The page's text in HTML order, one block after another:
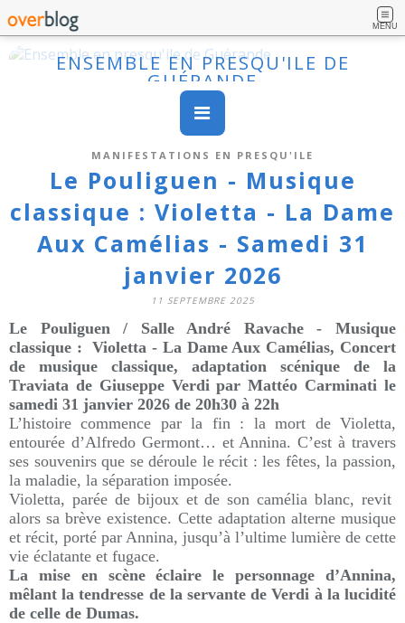
MENU
ENSEMBLE EN PRESQU'ILE DE
GUÉRANDE
MANIFESTATIONS EN PRESQU'ILE
Le Pouliguen - Musique
classique : Violetta - La Dame
Aux Camélias - Samedi 31
janvier 2026
11 SEPTEMBRE 2025
Le Pouliguen / Salle André Ravache- Musique
classique :Violetta - La Dame Aux Camélias, Concert
de musique classique, adaptation scénique de la
Traviata de Giuseppe Verdi par Mattéo Carminati le
samedi 31 janvier 2026 de 20h30 à 22h
L’histoire commence par la fin : la mort de Violetta,
entourée d’Alfredo Germont… et Annina. C’est à travers
ses souvenirs que se déroule le récit : les fêtes, la passion,
la maladie, la séparation imposée.
Violetta, parée de bijoux et de son camélia blanc, revit
alors sa brève existence. Cette adaptation alterne musique
et récit, porté par Annina, jusqu’à l’ultime lumière de cette
vie éclatante et fugace.
La mise en scène éclaire le personnage d’Annina,
mêlant la tendresse de la servante de Verdi à la lucidité
de celle de Dumas.